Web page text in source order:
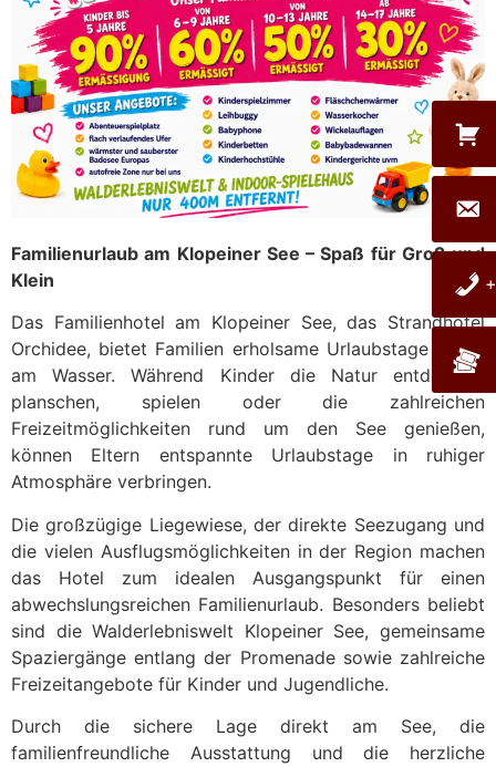
Familienurlaub am Klopeiner See – Spaß für Groß und
Klein
Das Familienhotel am Klopeiner See, das Strandhotel
Orchidee, bietet Familien erholsame Urlaubstage direkt
am Wasser. Während Kinder die Natur entdecken,
planschen, spielen oder die zahlreichen
Freizeitmöglichkeiten rund um den See genießen,
können Eltern entspannte Urlaubstage in ruhiger
Atmosphäre verbringen.
Die großzügige Liegewiese, der direkte Seezugang und
die vielen Ausflugsmöglichkeiten in der Region machen
das Hotel zum idealen Ausgangspunkt für einen
abwechslungsreichen Familienurlaub. Besonders beliebt
sind die Walderlebniswelt Klopeiner See, gemeinsame
Spaziergänge entlang der Promenade sowie zahlreiche
Freizeitangebote für Kinder und Jugendliche.
Durch die sichere Lage direkt am See, die
familienfreundliche Ausstattung und die herzliche